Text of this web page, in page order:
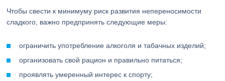
Чтобы свести к минимуму риск развития непереносимости
сладкого, важно предпринять следующие меры:
ограничить употребление алкоголя и табачных изделий;
организовать свой рацион и правильно питаться;
проявлять умеренный интерес к спорту;